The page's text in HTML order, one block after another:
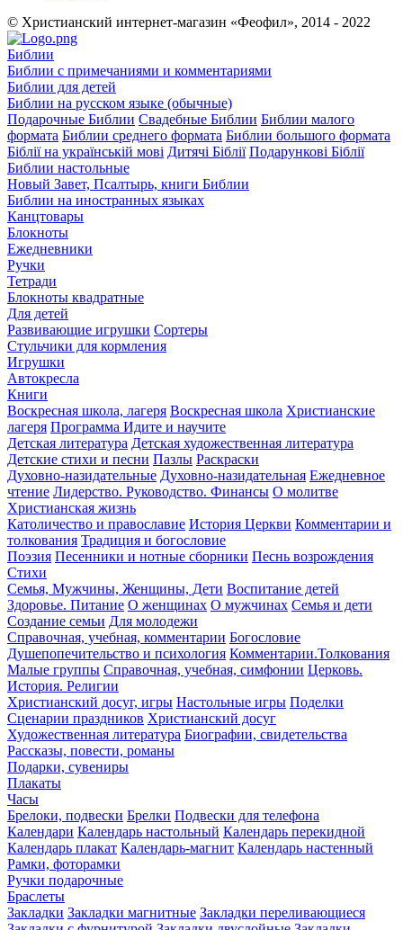
© Христианский интернет-магазин «Феофил», 2014 - 2022
Библии
Библии с примечаниями и комментариями
Библии для детей
Библии на русском языке (обычные)
Подарочные Библии Свадебные Библии Библии малого
формата Библии среднего формата Библии большого формата
Біблії на українській мові Дитячі Біблії Подарункові Біблії
Библии настольные
Новый Завет, Псалтырь, книги Библии
Библии на иностранных языках
Канцтовары
Блокноты
Ежедневники
Ручки
Тетради
Блокноты квадратные
Для детей
Развивающие игрушки Сортеры
Стульчики для кормления
Игрушки
Автокресла
Книги
Воскресная школа, лагеря Воскресная школа Христианские
лагеря Программа Идите и научите
Детская литература Детская художественная литература
Детские стихи и песни Пазлы Раскраски
Духовно-назидательные Духовно-назидательная Ежедневное
чтение Лидерство. Руководство. Финансы О молитве
Христианская жизнь
Католичество и православие История Церкви Комментарии и
толкования Традиция и богословие
Поэзия Песенники и нотные сборники Песнь возрождения
Стихи
Семья, Мужчины, Женщины, Дети Воспитание детей
Здоровье. Питание О женщинах О мужчинах Семья и дети
Создание семьи Для молодежи
Справочная, учебная, комментарии Богословие
Душепопечительство и психология Комментарии.Толкования
Малые группы Справочная, учебная, симфонии Церковь.
История. Религии
Христианский досуг, игры Настольные игры Поделки
Сценарии праздников Христианский досуг
Художественная литература Биографии, свидетельства
Рассказы, повести, романы
Подарки, сувениры
Плакаты
Часы
Брелоки, подвески Брелки Подвески для телефона
Календари Календарь настольный Календарь перекидной
Календарь плакат Календарь-магнит Календарь настенный
Рамки, фоторамки
Ручки подарочные
Браслеты
Закладки Закладки магнитные Закладки переливающиеся